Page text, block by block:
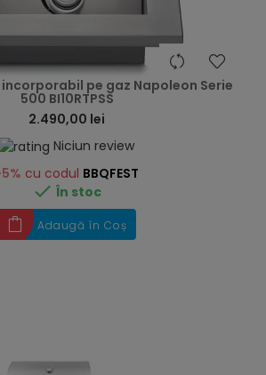
pe gaz Napoleon Serie
500 BI10RTPSS
2.490,00 lei
Niciun review
cu codul BBQFEST
 În stoc
Adaugă în Coș